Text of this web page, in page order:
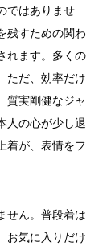
ではありませ
残すための関わ
れます。多くの
ただ、効率だけ
質実剛健なジャ
人の心が少し退
着が、表情をフ
せん。普段着は
お気に入りだけ